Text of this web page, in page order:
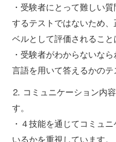
・受験者にとって難しい
するテストではないため
ベルとして評価されること
・受験者がわからないな
言語を用いて答えるかのテ
⒉ コミュニケーション内
す。
・４技能を通じてコミュ
いるかを重視しています。